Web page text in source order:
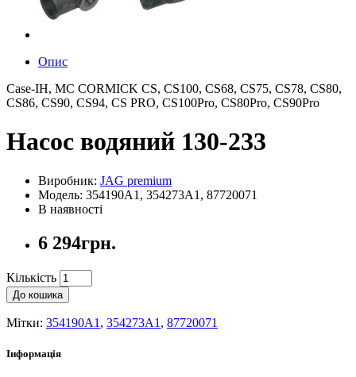
Опис
Case-IH, MC CORMICK CS, CS100, CS68, CS75, CS78, CS80,
CS86, CS90, CS94, CS PRO, CS100Pro, CS80Pro, CS90Pro
Насос водяний 130-233
Виробник: JAG premium
Модель: 354190A1, 354273A1, 87720071
В наявності
6 294грн.
Кількість
До кошика
Мітки: 354190A1 , 354273A1 , 87720071
Інформація